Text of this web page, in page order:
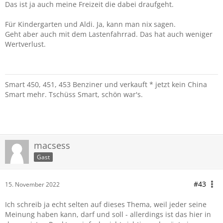
Das ist ja auch meine Freizeit die dabei draufgeht.
Für Kindergarten und Aldi. Ja, kann man nix sagen.
Geht aber auch mit dem Lastenfahrrad. Das hat auch weniger
Wertverlust.
Smart 450, 451, 453 Benziner und verkauft * jetzt kein China
Smart mehr. Tschüss Smart, schön war's.
macsess
Gast
15. November 2022 #43
Ich schreib ja echt selten auf dieses Thema, weil jeder seine
Meinung haben kann, darf und soll - allerdings ist das hier in